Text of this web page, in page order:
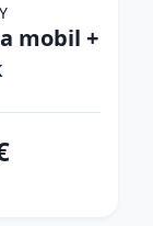
mobil +